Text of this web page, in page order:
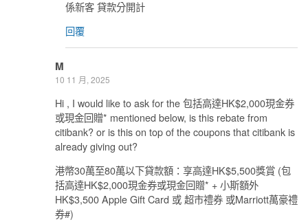
係新客 貸款分開計
回覆
M
10 11 月, 2025
Hi , I would like to ask for the 包括高達HK$2,000現金券
或現金回贈* mentioned below, is this rebate from
citibank? or is this on top of the coupons that citibank is
already giving out?
港幣30萬至80萬以下貸款額：享高達HK$5,500獎賞 (包
括高達HK$2,000現金券或現金回贈* + 小斯額外
HK$3,500 Apple Gift Card 或 超市禮券 或Marriott萬豪禮
券#)